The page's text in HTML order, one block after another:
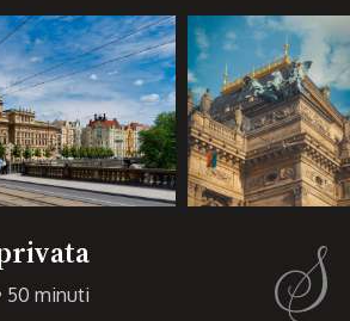
50 minuti